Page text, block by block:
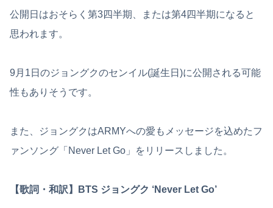
公開日はおそらく第3四半期、または第4四半期になると
思われます。
9月1日のジョングクのセンイル(誕生日)に公開される可能
性もありそうです。
また、ジョングクはARMYへの愛もメッセージを込めたフ
ァンソング「Never Let Go」をリリースしました。
【歌詞・和訳】BTS ジョングク ‘Never Let Go’